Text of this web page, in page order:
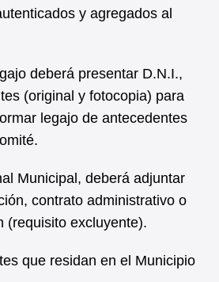
y agregados al
deberá presentar D.N.I.,
(original y fotocopia) para
legajo de antecedentes
deberá adjuntar
contrato administrativo o
(requisito excluyente).
que residan en el Municipio